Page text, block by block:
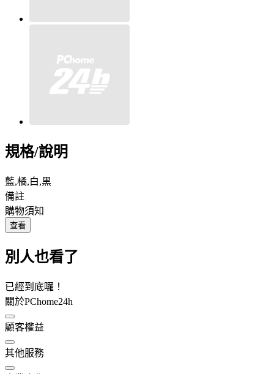
規格/說明
藍,橘,白,黑
備註
購物須知
查看
別人也看了
已經到底囉！
關於PChome24h
顧客權益
其他服務